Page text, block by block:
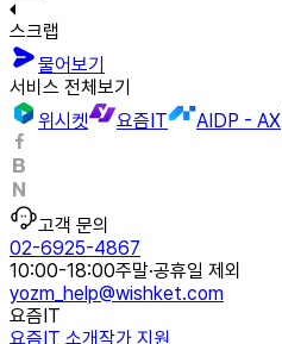
스크랩
물어보기
서비스 전체보기
위시켓
요즘IT AIDP - AX
고객 문의
02-6925-4867
10:00-18:00주말·공휴일 제외
yozm_help@wishket.com
요즘IT
요즘IT 소개작가 지원